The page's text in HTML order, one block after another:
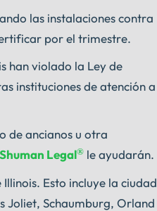
las instalaciones contra
por el trimestre.
han violado la Ley de
instituciones de atención a
de ancianos u otra
Shuman Legal® le ayudarán.
Esto incluye la ciudad
Joliet, Schaumburg, Orland